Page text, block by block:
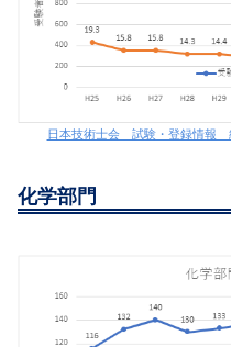
日本技術士会 試験・登録情報
化学部門